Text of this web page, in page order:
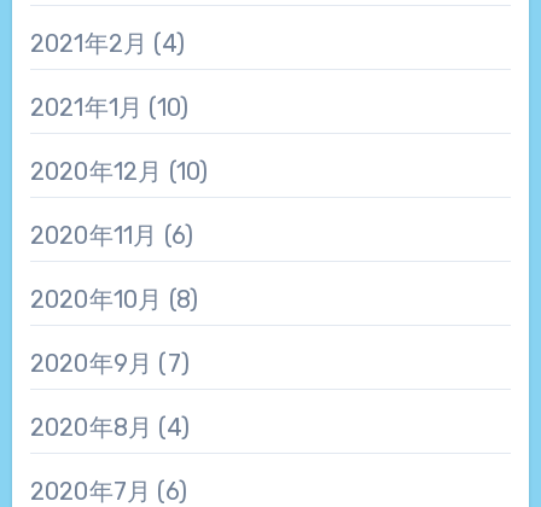
2021年2月 (4)
2021年1月 (10)
2020年12月 (10)
2020年11月 (6)
2020年10月 (8)
2020年9月 (7)
2020年8月 (4)
2020年7月 (6)